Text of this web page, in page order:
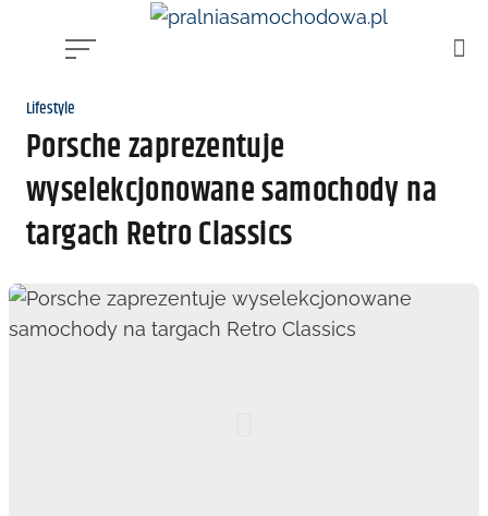
Kategoria
Lifestyle
Porsche zaprezentuje
wyselekcjonowane samochody na
targach Retro Classics